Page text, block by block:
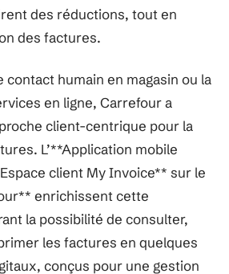
des réductions, tout en
des factures.
contact humain en magasin ou la
en ligne, Carrefour a
client-centrique pour la
L’**Application mobile
client My Invoice** sur le
enrichissent cette
la possibilité de consulter,
les factures en quelques
conçus pour une gestion